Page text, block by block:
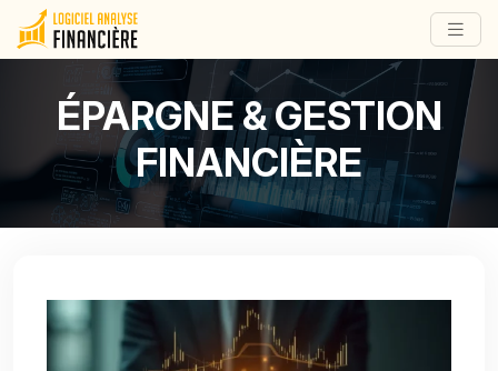
ÉPARGNE & GESTION
FINANCIÈRE